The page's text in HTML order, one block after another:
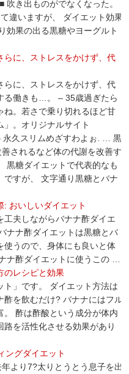
吹き出ものがでなくなった。
違いますが、 ダイエット効果
効果の出る黒糖やヨーグルト
らに、ストレスをかけず、代
らに、ストレスをかけず、代
る働きも…。 – 35歳過ぎたら
ね。若さで乗り切れるほど甘
」。オリジナルサイト
永久スリムめざすわよぉ. … 黒
されるなど体の代謝を改善す
黒糖ダイエットで代表的なも
すが、 文字通り黒糖とバナ
おいしいダイエット
夫しながらバナナ酢ダイエ
ナナ酢ダイエットは黒糖とバ
使うので、身体にも良いと体
ナ酢ダイエットに使うこの …
のレシピと効果
ト」です。 ダイエット方法は
を飲むだけ? バナナにはフル
。 酢は酢酸という成分が体内
を活性化させる効果があり
ングダイエット
より7?太りとうとう息子を出